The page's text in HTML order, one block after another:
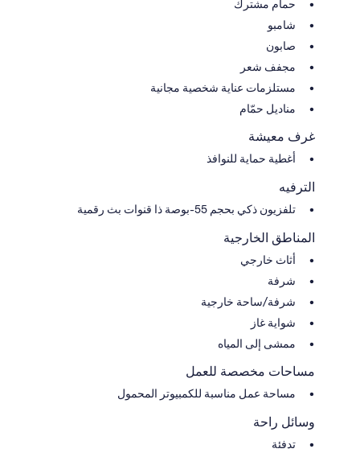
حمام مشترك
شامبو
صابون
مجفف شعر
مستلزمات عناية شخصية مجانية
مناديل حمّام
غرف معيشة
أغطية حماية للنوافذ
الترفيه
تلفزيون ذكي بحجم 55-بوصة ذا قنوات بث رقمية
المناطق الخارجية
أثاث خارجي
شرفة
شرفة/ساحة خارجية
شواية غاز
ممشى إلى المياه
مساحات مخصصة للعمل
مساحة عمل مناسبة للكمبيوتر المحمول
وسائل راحة
تدفئة